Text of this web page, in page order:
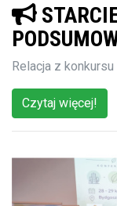
Relacja z
Czytaj więcej!